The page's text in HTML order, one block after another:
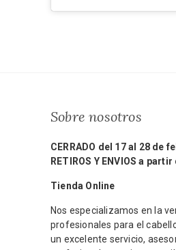
Sobre nosotros
CERRADO del 17 al 28 de
RETIROS Y ENVIOS a
Tienda Online
Nos especializamos en la
profesionales para el
un excelente servicio,